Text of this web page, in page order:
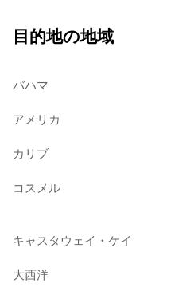
目的地の地域
バハマ
アメリカ
カリブ
コスメル
キャスタウェイ・ケイ
大西洋